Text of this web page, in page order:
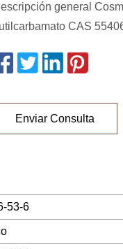
general
CAS
Enviar Consulta
53-6